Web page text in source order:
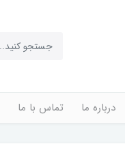
درباره ما تماس با ما